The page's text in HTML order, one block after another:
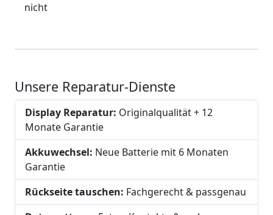
nicht
Unsere Reparatur-Dienste
Display Reparatur: Originalqualität + 12
Monate Garantie
Akkuwechsel: Neue Batterie mit 6 Monaten
Garantie
Rückseite tauschen: Fachgerecht & passgenau